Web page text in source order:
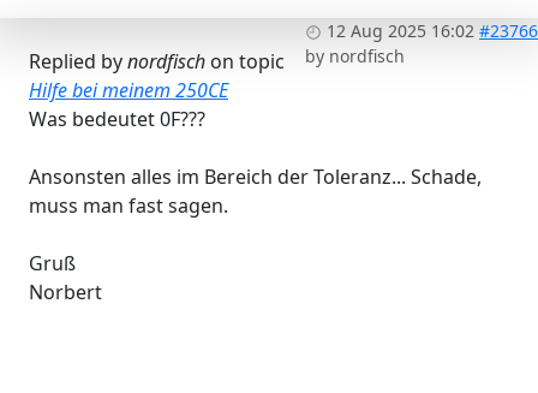
12 Aug 2025 16:02 #23766
by nordfisch
Replied bynordfischon topic
Hilfe bei meinem 250CE
Was bedeutet 0F???
Ansonsten alles im Bereich der Toleranz... Schade,
muss man fast sagen.
Gruß
Norbert